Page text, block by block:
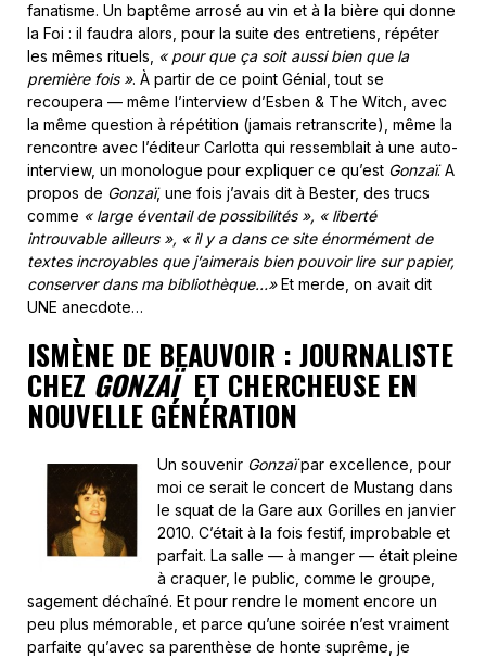
fanatisme. Un baptême arrosé au vin et à la bière qui donne
la Foi : il faudra alors, pour la suite des entretiens, répéter
les mêmes rituels,
« pour que ça soit aussi bien que la
première fois ». À partir de ce point Génial, tout se
recoupera — même l’interview d’Esben & The Witch, avec
la même question à répétition (jamais retranscrite), même la
rencontre avec l’éditeur Carlotta qui ressemblait à une auto-
interview, un monologue pour expliquer ce qu’est Gonzaï. A
propos de Gonzaï, une fois j’avais dit à Bester, des trucs
comme « large éventail de possibilités », « liberté
introuvable ailleurs », « il y a dans ce site énormément de
textes incroyables que j’aimerais bien pouvoir lire sur papier,
conserver dans ma bibliothèque…»Et merde, on avait dit
UNE anecdote…
ISMÈNE DE BEAUVOIR : JOURNALISTE
CHEZ GONZAÏET CHERCHEUSE EN
NOUVELLE GÉNÉRATION
Un souvenir Gonzaïpar excellence, pour
moi ce serait le concert de Mustang dans
le squat de la Gare aux Gorilles en janvier
2010. C’était à la fois festif, improbable et
parfait. La salle — à manger — était pleine
à craquer, le public, comme le groupe,
sagement déchaîné. Et pour rendre le moment encore un
peu plus mémorable, et parce qu’une soirée n’est vraiment
parfaite qu’avec sa parenthèse de honte suprême, je